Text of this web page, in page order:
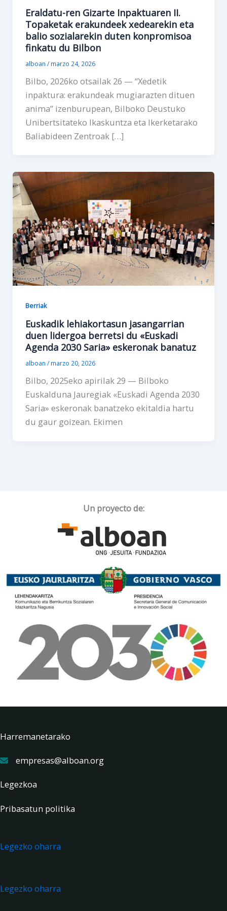
Eraldatu-ren Gizarte Inpaktuaren II.
Topaketak erakundeek xedearekin eta
balio sozialarekin duten konpromisoa
finkatu du Bilbon
alboan / marzo 24, 2026
Bilbo, 2026ko otsailak 26 — “Xedetik
inpaktura: erakundeak mugiarazten dituen
anima” izenburupean, Bilboko Deustuko
Unibertsitateko Ikaskuntza eta Ikerketarako
Baliabideen Zentroak […]
Berriak
Euskadik lehiakortasun jasangarrian
duen lidergoa berretsi du «Euskadi
Agenda 2030 Saria» eskeronak banatuz
alboan / marzo 20, 2026
Bilbo, 2025eko apirilak 29 — Bilboko
Euskalduna Jauregiak «Euskadi Agenda 2030
Saria» eskeronak banatzeko ekitaldia hartu
du gaur goizean. Ekimen
Un proyecto de:
Harremanetarako
empresas@alboan.org
Legezkoa
Pribasatun politika
Legezko oharra
Legezko oharra